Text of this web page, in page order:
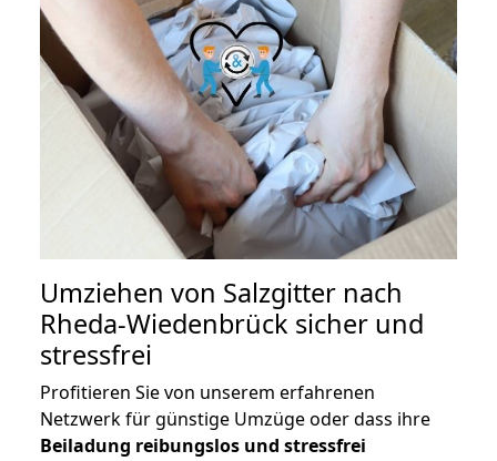
Umziehen von Salzgitter nach
Rheda-Wiedenbrück sicher und
stressfrei
Profitieren Sie von unserem erfahrenen
Netzwerk für günstige Umzüge oder dass ihre
Beiladung reibungslos und stressfrei